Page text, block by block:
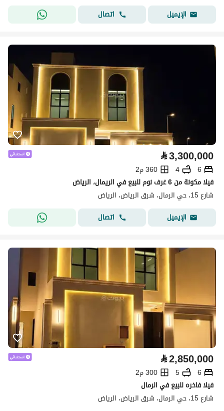
الإيميل
اتصال
⃁3,300,000
6
4
360 م2
فيلا مكونة من 6 غرف نوم للبيع في الريمال، الرياض
شارع 15، حي الرمال، شرق الرياض، الرياض
الإيميل
اتصال
⃁2,850,000
6
5
300 م2
فيلا فاخره للبيع في الرمال
شارع 15، حي الرمال، شرق الرياض، الرياض